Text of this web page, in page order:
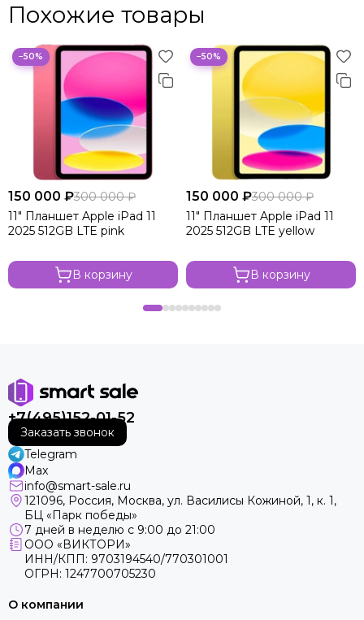
Похожие товары
−50%
150 000 ₽300 000 ₽
11" Планшет Apple iPad 11
2025 512GB LTE pink
В корзину
−50%
150 000 ₽300 000 ₽
11" Планшет Apple iPad 11
2025 512GB LTE yellow
В корзину
+7(495)152-01-52
Заказать звонок
Telegram
Max
info@smart-sale.ru
121096, Россия, Москва, ул. Василисы Кожиной, 1, к. 1,
БЦ «Парк победы»
7 дней в неделю с 9:00 до 21:00
ООО «ВИКТОРИ»
ИНН/КПП: 9703194540/770301001
ОГРН: 1247700705230
О компании